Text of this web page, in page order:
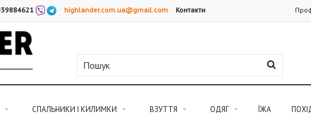
highlander.com.ua@gmail.com Контакти
СПАЛЬНИКИ І КИЛИМКИ ВЗУТТЯ ОДЯГ ЇЖА